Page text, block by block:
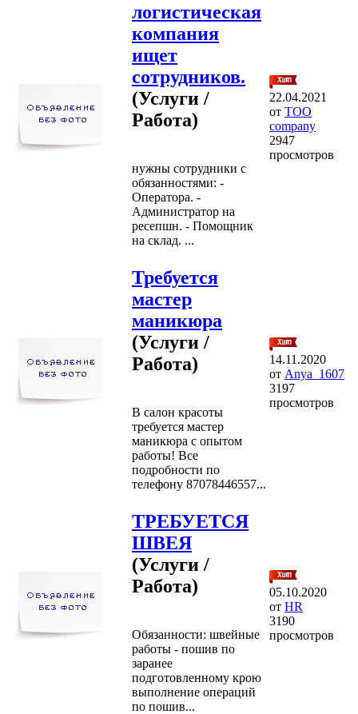
логистическая
компания
ищет
сотрудников.
(Услуги /
Работа)
нужны сотрудники с
обязанностями: -
Оператора. -
Администратор на
ресепшн. - Помощник
на склад. ...
22.04.2021
от TOO
company
2947
просмотров
Требуется
мастер
маникюра
(Услуги /
Работа)
В салон красоты
требуется мастер
маникюра с опытом
работы! Все
подробности по
телефону 87078446557...
14.11.2020
от Anya_1607
3197
просмотров
ТРЕБУЕТСЯ
ШВЕЯ
(Услуги /
Работа)
Обязанности: швейные
работы - пошив по
заранее
подготовленному крою
выполнение операций
по пошив...
05.10.2020
от HR
3190
просмотров